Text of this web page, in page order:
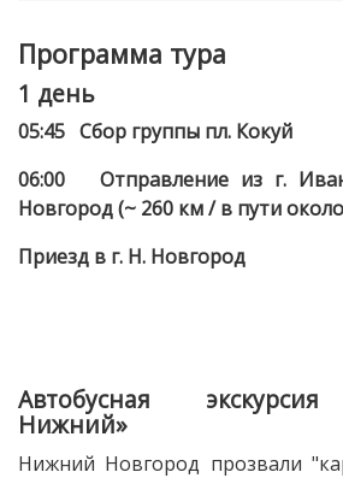
Программа тура
1 день
05:45 Сбор группы пл. Кокуй
06:00 Отправление из г.
Новгород (~ 260 км / в пути
Приезд в г. Н. Новгород
Автобусная
Нижний»
Нижний Новгород прозвали